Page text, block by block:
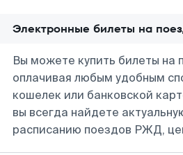
Электронные билеты на
Вы можете купить билеты на
оплачивая любым удобным
кошелек или банковской
вы всегда найдете
расписанию поездов РЖД,